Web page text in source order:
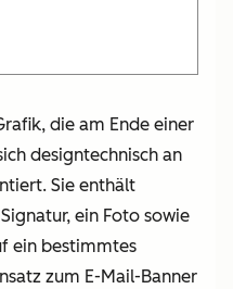
die am Ende einer
designtechnisch an
Sie enthält
ein Foto sowie
ein bestimmtes
zum E-Mail-Banner